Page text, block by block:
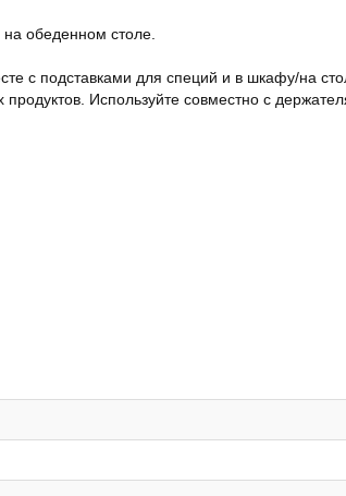
обеденном столе.
с подставками для специй и в шкафу/на
Используйте совместно с